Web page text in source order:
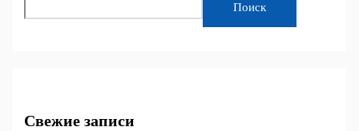
Поиск
Свежие записи